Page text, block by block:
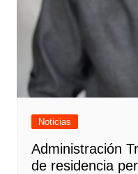
Noticias
Administración
de residencia